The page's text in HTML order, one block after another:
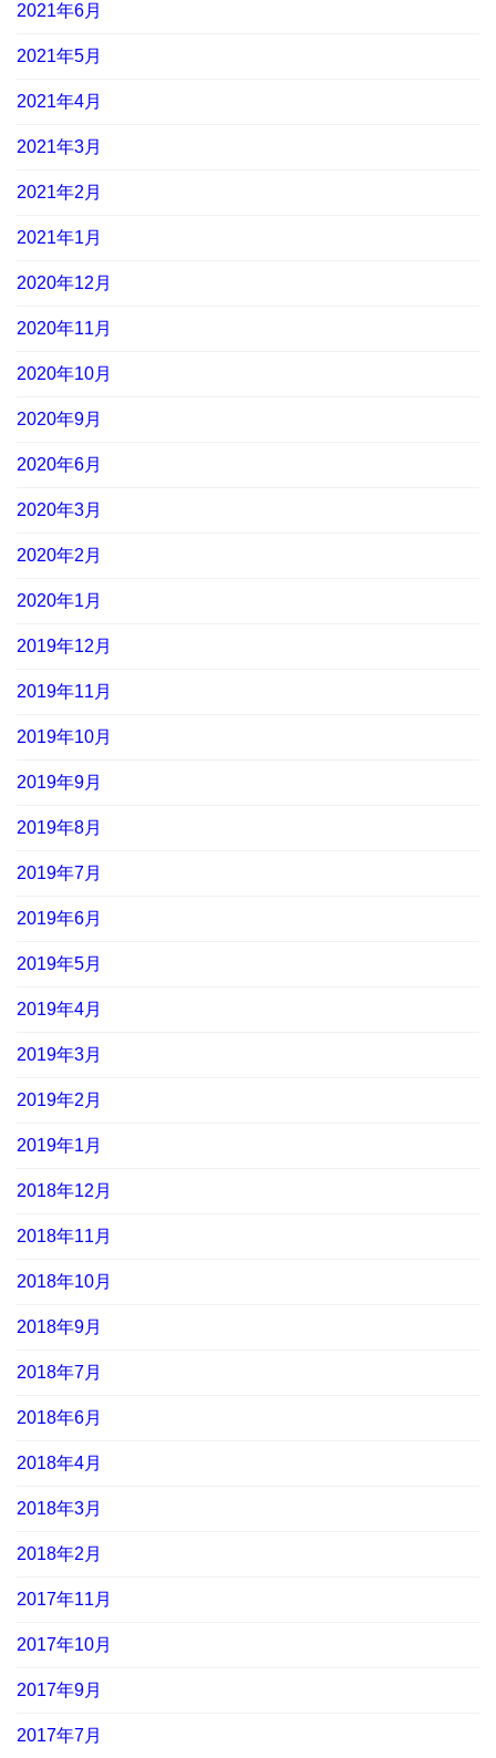
2021年6月
2021年5月
2021年4月
2021年3月
2021年2月
2021年1月
2020年12月
2020年11月
2020年10月
2020年9月
2020年6月
2020年3月
2020年2月
2020年1月
2019年12月
2019年11月
2019年10月
2019年9月
2019年8月
2019年7月
2019年6月
2019年5月
2019年4月
2019年3月
2019年2月
2019年1月
2018年12月
2018年11月
2018年10月
2018年9月
2018年7月
2018年6月
2018年4月
2018年3月
2018年2月
2017年11月
2017年10月
2017年9月
2017年7月